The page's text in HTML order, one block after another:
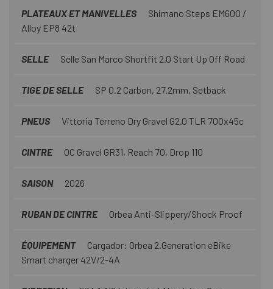
PLATEAUX ET MANIVELLES
Shimano Steps EM600 /
Alloy EP8 42t
SELLE Selle San Marco Shortfit 2.0 Start Up Off Road
TIGE DE SELLE SP 0.2 Carbon, 27.2mm, Setback
PNEUS Vittoria Terreno Dry Gravel G2.0 TLR 700x45c
CINTRE OC Gravel GR31, Reach 70, Drop 110
SAISON 2026
RUBAN DE CINTRE Orbea Anti-Slippery/Shock Proof
ÉQUIPEMENT
Cargador: Orbea 2.Generation eBike
Smart charger 42V/2-4A